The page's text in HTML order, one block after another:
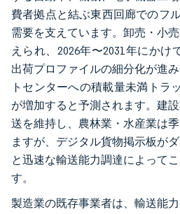
費者拠点と結ぶ東西回廊でのフ
需要を支えています。卸売・小
えられ、2026年〜2031年にかけ
出荷プロファイルの細分化が進
トセンターへの積載量未満トラ
が増加すると予測されます。建
送を維持し、農林業・水産業は
ますが、デジタル貨物掲示板が
と迅速な輸送能力調達によって
す。
製造業の既存事業者は、輸送能